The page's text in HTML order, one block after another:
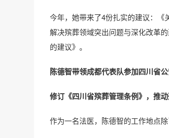
今年，她带来了4份扎实的建议：
解决殡葬领域突出问题与深化改革
的建议》。
陈德智带领成都代表队参加四川省
修订《四川省殡葬管理条例》，推
作为一名法医，陈德智的工作地点